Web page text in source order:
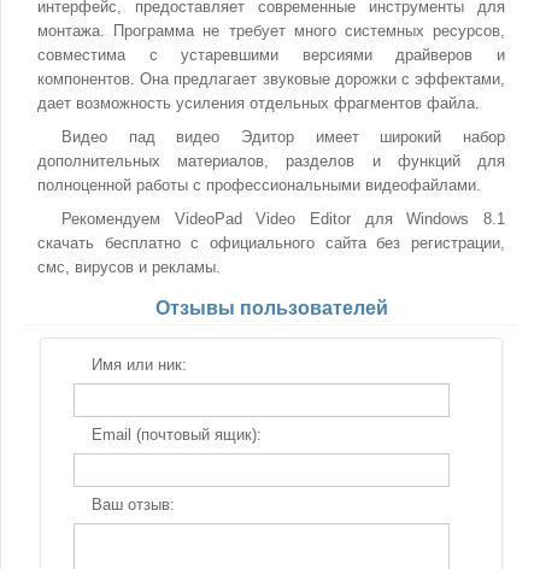
интерфейс, предоставляет современные инструменты для
монтажа. Программа не требует много системных ресурсов,
совместима с устаревшими версиями драйверов и
компонентов. Она предлагает звуковые дорожки с эффектами,
дает возможность усиления отдельных фрагментов файла.
Видео пад видео Эдитор имеет широкий набор
дополнительных материалов, разделов и функций для
полноценной работы с профессиональными видеофайлами.
Рекомендуем VideoPad Video Editor для Windows 8.1
скачать бесплатно с официального сайта без регистрации,
смс, вирусов и рекламы.
Отзывы пользователей
Имя или ник:
Email (почтовый ящик):
Ваш отзыв: